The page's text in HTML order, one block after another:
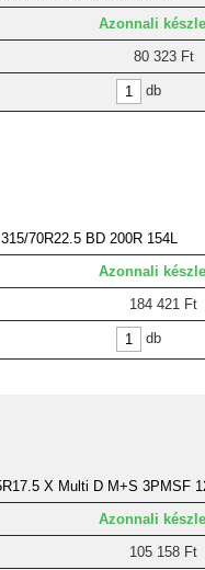
Azonnali
80 323 Ft
db
70R22.5 BD 200R 154L
Azonnali
184 421 Ft
db
X Multi D M+S 3PMSF
Azonnali
105 158 Ft